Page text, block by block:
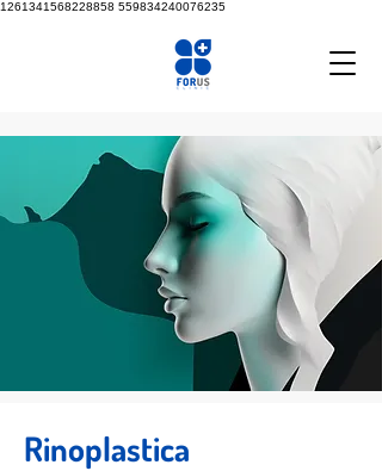
1261341568228858 559834240076235
Rinoplastica